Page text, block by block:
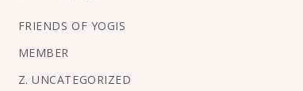
FRIENDS OF YOGIS
MEMBER
Z. UNCATEGORIZED